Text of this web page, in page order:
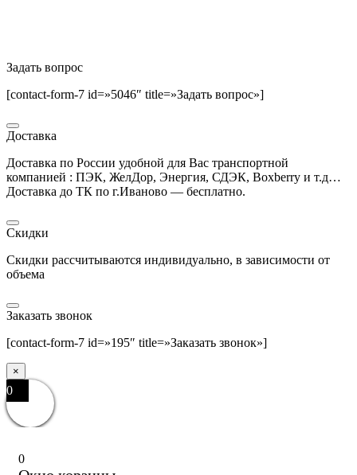
Задать вопрос
[contact-form-7 id=»5046″ title=»Задать вопрос»]
Доставка
Доставка по России удобной для Вас транспортной
компанией : ПЭК, ЖелДор, Энергия, СДЭК, Boxberry и т.д…
Доставка до ТК по г.Иваново — бесплатно.
Скидки
Скидки рассчитываются индивидуально, в зависимости от
объема
Заказать звонок
[contact-form-7 id=»195″ title=»Заказать звонок»]
×
0
0